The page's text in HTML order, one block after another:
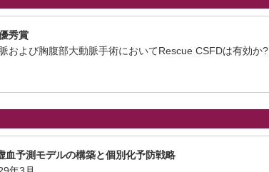
秀賞
よび胸腹部大動脈手術においてRescue CSFDは有効か?
血予測モデルの構築と個別化予防戦略